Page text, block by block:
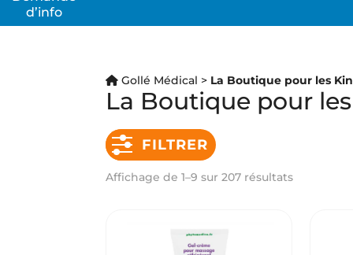
La
Nous
hors
d’info
Gollé Médical > La Boutique pour les
La Boutique pour
FILTRER
Affichage de 1–9 sur 207 résultats